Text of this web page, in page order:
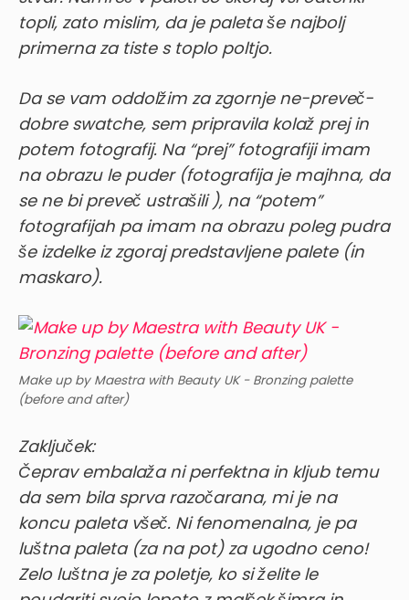
topli, zato mislim, da je paleta še najbolj
primerna za tiste s toplo poltjo.
Da se vam oddolžim za zgornje ne-preveč-
dobre swatche, sem pripravila kolaž prej in
potem fotografij. Na “prej” fotografiji imam
na obrazu le puder (fotografija je majhna, da
se ne bi preveč ustrašili), na “potem”
fotografijah pa imam na obrazu poleg pudra
še izdelke iz zgoraj predstavljene palete (in
maskaro).
Make up by Maestra with Beauty UK - Bronzing palette
(before and after)
Zaključek:
Čeprav embalaža ni perfektna in kljub temu
da sem bila sprva razočarana, mi je na
koncu paleta všeč. Ni fenomenalna, je pa
luštna paleta (za na pot) za ugodno ceno!
Zelo luštna je za poletje, ko si želite le